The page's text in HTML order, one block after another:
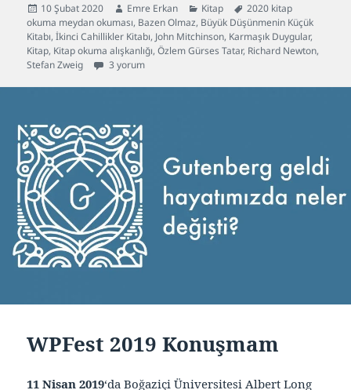
Yayın
tarihi
10 Şubat 2020 Yazar
Emre Erkan Kategoriler
Kitap Etiketler
2020 kitap
okuma meydan okuması, Bazen Olmaz, Büyük Düşünmenin Küçük
Kitabı,İkinci Cahillikler Kitabı, John Mitchinson, Karmaşık Duygular,
Kitap, Kitap okuma alışkanlığı,Özlem Gürses Tatar, Richard Newton,
Stefan Zweig
Okuma Listem – Ocak 2020 için
3 yorum
WPFest 2019 Konuşmam
11 Nisan 2019‘da Boğaziçi Üniversitesi Albert Long